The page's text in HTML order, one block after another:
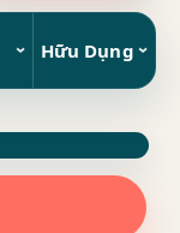
Hữu Dụng